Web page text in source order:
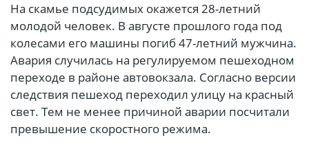
На скамье подсудимых окажется 28-летний
молодой человек. В августе прошлого года под
колесами его машины погиб 47-летний мужчина.
Авария случилась на регулируемом пешеходном
переходе в районе автовокзала. Согласно версии
следствия пешеход переходил улицу на красный
свет. Тем не менее причиной аварии посчитали
превышение скоростного режима.